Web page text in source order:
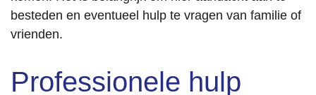
besteden en eventueel hulp te vragen van familie of
vrienden.
Professionele hulp